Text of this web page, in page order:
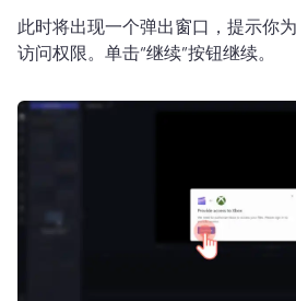
此时将出现一个弹出窗口，提示你
访问权限。 单击“继续”按钮继续。